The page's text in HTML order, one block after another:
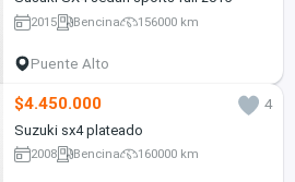
2015 Bencina 156000 km
Puente Alto
$4.450.000
4
Suzuki sx4 plateado
2008 Bencina 160000 km